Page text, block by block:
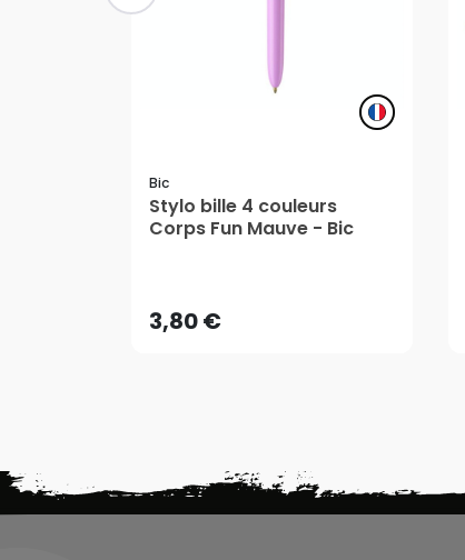
Bic
Stylo bille 4 couleurs
Corps Fun Mauve - Bic
3,80 €AJOUTER AU PANIER